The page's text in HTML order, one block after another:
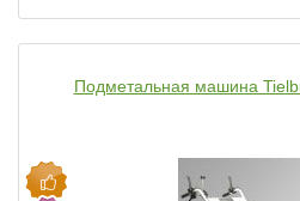
Подметальная машина